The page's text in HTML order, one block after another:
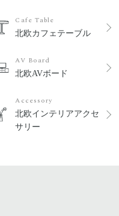
Cafe Table
北欧カフェテーブル
AV Board
北欧AVボード
Accessory
北欧インテリアアクセ
サリー